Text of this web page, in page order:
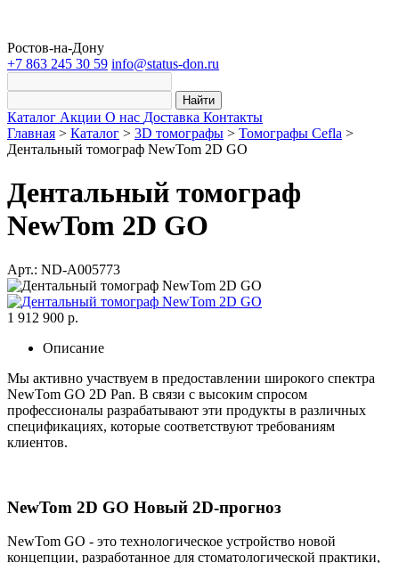
Ростов-на-Дону
+7 863 245 30 59 info@status-don.ru
Найти
Каталог Акции О нас Доставка Контакты
Главная > Каталог > 3D томографы > Томографы Cefla >
Дентальный томограф NewTom 2D GO
Дентальный томограф
NewTom 2D GO
Арт.: ND-A005773
1 912 900 р.
Описание
Мы активно участвуем в предоставлении широкого спектра
NewTom GO 2D Pan. В связи с высоким спросом
профессионалы разрабатывают эти продукты в различных
спецификациях, которые соответствуют требованиям
клиентов.
NewTom 2D GO Новый 2D-прогноз
NewTom GO - это технологическое устройство новой
концепции, разработанное для стоматологической практики,